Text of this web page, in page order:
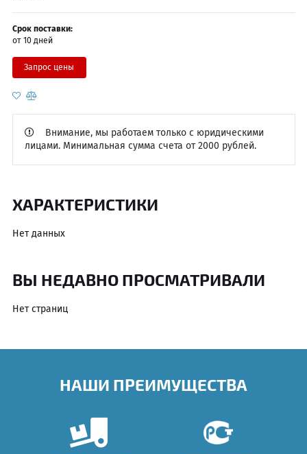
ВЫ НЕДАВНО ПРОСМАТРИВАЛИ
Нет страниц
ХАРАКТЕРИСТИКИ
Нет данных
Срок поставки:
от 10 дней
Запрос цены
Внимание, мы работаем только с юридическими
лицами. Минимальная сумма счета от 2000 рублей.
НАШИ ПРЕИМУЩЕСТВА